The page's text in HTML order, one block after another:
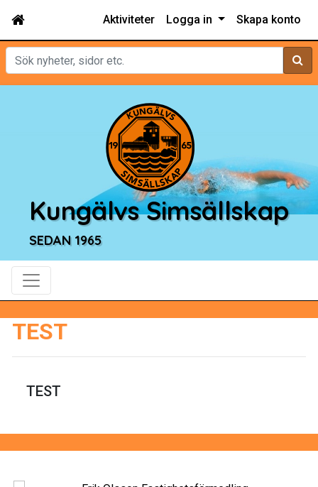
Aktiviteter Logga in Skapa konto
Sök
Kungälvs Simsällskap
SEDAN 1965
TEST
TEST